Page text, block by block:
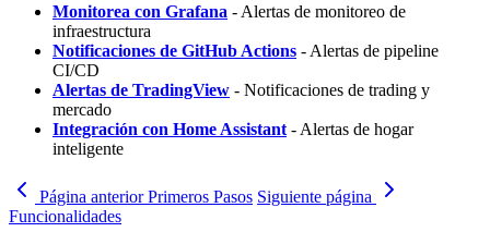
Monitorea con Grafana - Alertas de monitoreo de
infraestructura
Notificaciones de GitHub Actions - Alertas de pipeline
CI/CD
Alertas de TradingView - Notificaciones de trading y
mercado
Integración con Home Assistant - Alertas de hogar
inteligente
Página anterior Primeros Pasos Siguiente página
Funcionalidades